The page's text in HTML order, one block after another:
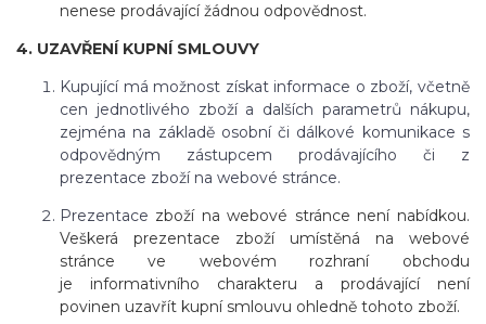
nenese prodávající žádnou odpovědnost.
4. UZAVŘENÍ KUPNÍ SMLOUVY
Kupující má možnost získat informace o zboží, včetně
cen jednotlivého zboží a dalších parametrů nákupu,
zejména na základě osobní či dálkové komunikace s
odpovědným zástupcem prodávajícího či z
prezentace zboží na webové stránce.
Prezentace zboží na webové stránce není nabídkou.
Veškerá prezentace zboží umístěná na webové
stránce ve webovém rozhraní obchodu
je informativního charakteru a prodávající není
povinen uzavřít kupní smlouvu ohledně tohoto zboží.